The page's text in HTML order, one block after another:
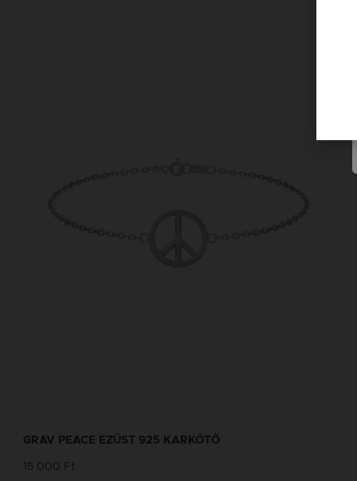
GRAV PEACE EZÜST 925 KARKÖTŐ
15 000 Ft